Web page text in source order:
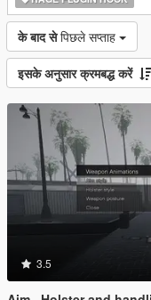
के बाद से पिछले सप्ताह
इसके अनुसार क्रमबद्ध करें
3.5